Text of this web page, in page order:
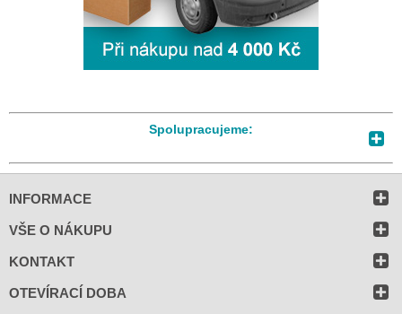
Spolupracujeme:
INFORMACE
VŠE O NÁKUPU
KONTAKT
OTEVÍRACÍ DOBA